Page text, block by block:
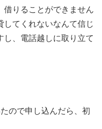
借りることができません
してくれないなんて信じ
し、電話越しに取り立て
ので申し込んだら、初